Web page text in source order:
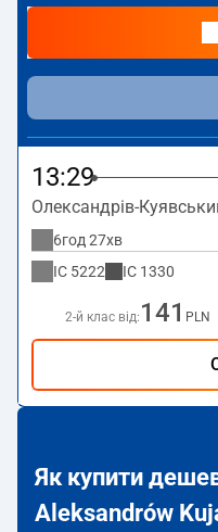
курсують інші потяги
завершує маршрут на
13:29
Олександрів-
6год 27хв
IC 5222 IC 1330
2-й клас від: 141 PLN
Як купити
Aleksandrów